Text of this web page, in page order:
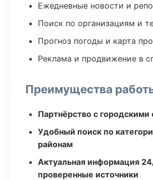
Ежедневные новости и
Поиск по организациям и
Прогноз погоды и карта
Реклама и продвижение в
Преимущества
Партнёрство с
Удобный поиск по
районам
Актуальная информация
проверенные источники